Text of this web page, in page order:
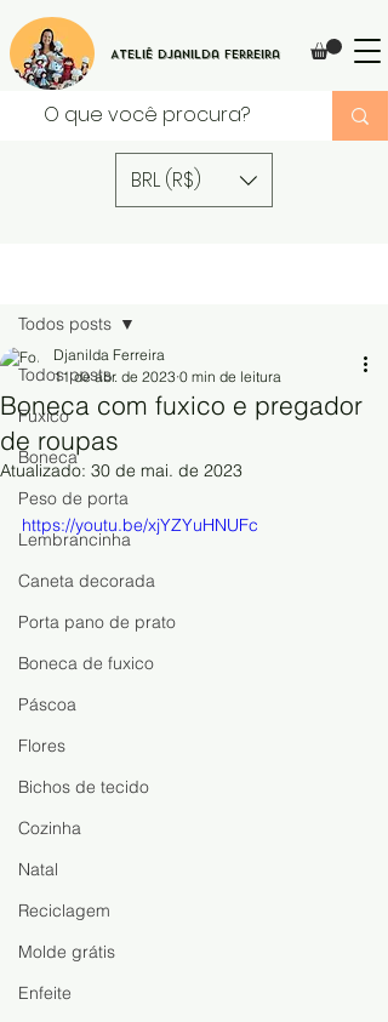
Ateliê Djanilda Ferreira
BRL (R$)
Todos posts
Fuxico
Boneca
Peso de porta
Lembrancinha
Caneta decorada
Porta pano de prato
Boneca de fuxico
Páscoa
Flores
Bichos de tecido
Cozinha
Natal
Reciclagem
Molde grátis
Enfeite
Todos posts
Boneca com fuxico e pregador
de roupas
Djanilda Ferreira
11 de abr. de 2023 0 min de leitura
Atualizado: 30 de mai. de 2023
https://youtu.be/xjYZYuHNUFc